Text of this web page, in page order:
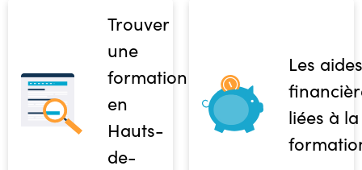
Trouver
une
formation
en
Hauts-
de-
Les aides
liées à la